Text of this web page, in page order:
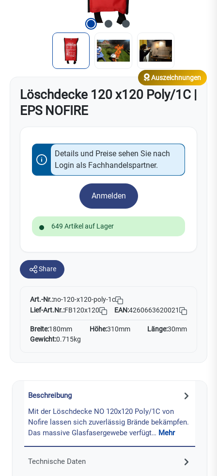
Löschdecke 120 x120 Poly/1C |
EPS NOFIRE
Auszeichnungen
Details und Preise sehen Sie nach
Login als Fachhandelspartner.
Anmelden
649 Artikel auf Lager
Share
Art.-Nr.:no-120-x120-poly-1c
Lief-Art.Nr.:FB120x120 EAN:4260663620021
Breite:180mm Höhe:310mm Länge:30mm
Gewicht:0.715kg
Beschreibung
Mit der Löschdecke NO 120x120 Poly/1C von
Nofire lassen sich zuverlässig Brände bekämpfen.
Das massive Glasfasergewebe verfügt… Mehr
Technische Daten